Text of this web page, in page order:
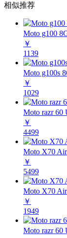
相似推荐
Moto g100
￥
1139
Moto g100s
￥
1029
Moto razr 60
￥
4499
Moto X70
￥
5499
Moto X70
￥
1949
Moto razr